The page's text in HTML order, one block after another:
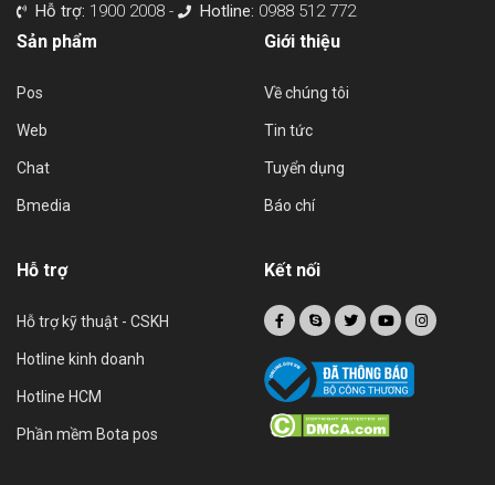
Hỗ trợ: 1900 2008 - Hotline: 0988 512 772
Sản phẩm
Pos
Web
Chat
Bmedia
Giới thiệu
Về chúng tôi
Tin tức
Tuyển dụng
Báo chí
Hỗ trợ
Hỗ trợ kỹ thuật - CSKH
Hotline kinh doanh
Hotline HCM
Phần mềm Bota pos
Kết nối